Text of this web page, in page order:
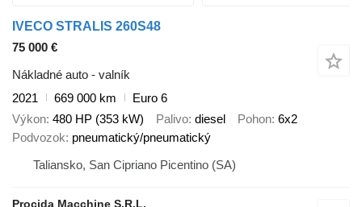
IVECO STRALIS 260S48
75 000 €
Nákladné auto - valník
2021
669 000 km
Euro 6
Výkon 480 HP (353 kW) Palivo diesel Pohon 6x2
Podvozok pneumatický/pneumatický
Taliansko, San Cipriano Picentino (SA)
Procida Macchine S.R.L.